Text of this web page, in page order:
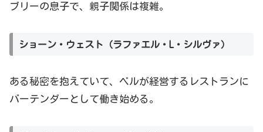
ブリーの息子で、親子関係は複雑。
ショーン・ウェスト（ラファエル・L・シルヴァ）
ある秘密を抱えていて、ベルが経営するレストランに
バーテンダーとして働き始める。